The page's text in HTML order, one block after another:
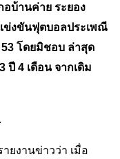
อบ้านค่าย ระยอง
ข่งขันฟุตบอลประเพณี
โดยมิชอบ ล่าสุด
4 เดือน จากเดิม
ายงานข่าวว่า เมื่อ